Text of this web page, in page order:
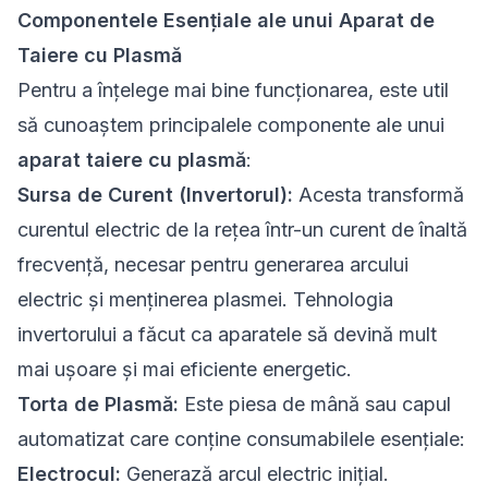
Componentele Esențiale ale unui Aparat de
Taiere cu Plasmă
Pentru a înțelege mai bine funcționarea, este util
să cunoaștem principalele componente ale unui
aparat taiere cu plasmă:
Sursa de Curent (Invertorul): Acesta transformă
curentul electric de la rețea într-un curent de înaltă
frecvență, necesar pentru generarea arcului
electric și menținerea plasmei. Tehnologia
invertorului a făcut ca aparatele să devină mult
mai ușoare și mai eficiente energetic.
Torta de Plasmă: Este piesa de mână sau capul
automatizat care conține consumabilele esențiale:
Electrocul: Generază arcul electric inițial.